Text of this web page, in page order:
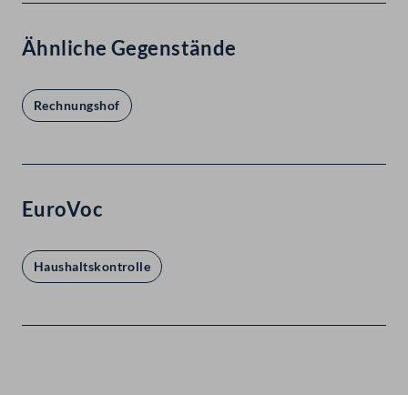
Ähnliche Gegenstände
Rechnungshof
EuroVoc
Haushaltskontrolle